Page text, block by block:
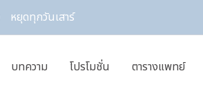
หยุดทุกวันเสาร์
บทความ โปรโมชั่น ตารางแพทย์